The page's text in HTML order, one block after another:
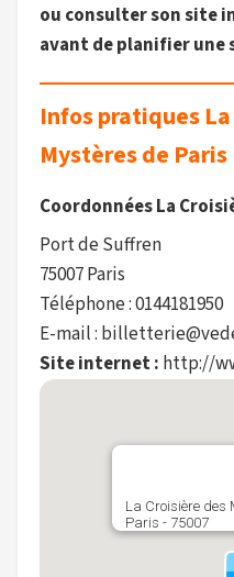
ou consulter son site
avant de planifier une
Infos pratiques
Mystères de Paris
Coordonnées La
Port de Suffren
75007 Paris
Téléphone : 0144181950
E-mail :
Site internet : http://
La Croisière des
Paris - 75007